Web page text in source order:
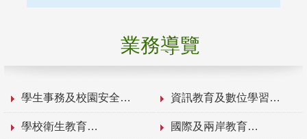
業務導覽
學生事務及校園安全 資訊教育及數位學習
學校衛生教育 國際及兩岸教育